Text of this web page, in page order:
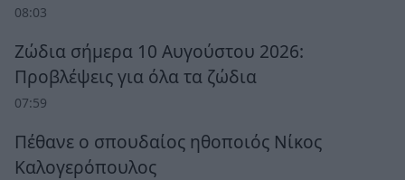
08:03
Ζώδια σήμερα 10 Αυγούστου 2026:
Προβλέψεις για όλα τα ζώδια
07:59
Πέθανε ο σπουδαίος ηθοποιός Νίκος
Καλογερόπουλος